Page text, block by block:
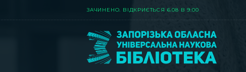
ЗАЧИНЕНО. ВIДКРИЄТЬСЯ 6.08 В 9:00